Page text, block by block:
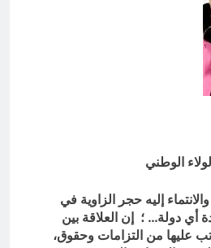
الوطني
إليه حجر الزاوية في
أي دولة… ؛ إن العلاقة بين
عليها من التزامات وحقوق،